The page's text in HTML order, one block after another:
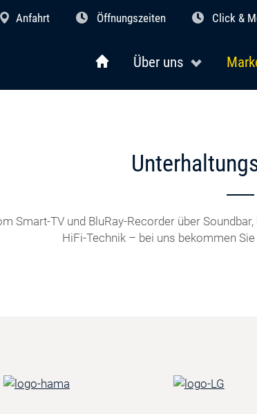
Anfahrt Öffnungszeiten Click &
Über uns
Smart-TV und BluRay-Recorder über
HiFi-Technik – bei uns bekommen